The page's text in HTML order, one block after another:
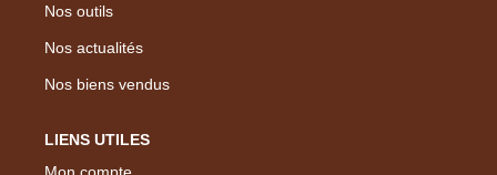
Nos outils
Nos actualités
Nos biens vendus
LIENS UTILES